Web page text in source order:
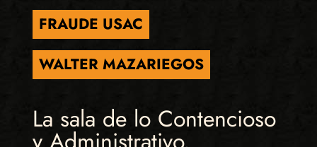
FRAUDE USAC
WALTER MAZARIEGOS
La sala de lo Contencioso